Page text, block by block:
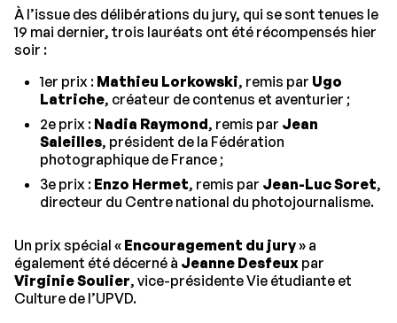
À l’issue des délibérations du jury, qui se sont tenues le
19 mai dernier, trois lauréats ont été récompensés hier
soir :
1er prix :Mathieu Lorkowski, remis par Ugo
Latriche, créateur de contenus et aventurier ;
2e prix :Nadia Raymond, remis par Jean
Saleilles, président de la Fédération
photographique de France ;
3e prix : Enzo Hermet, remis par Jean-Luc Soret,
directeur du Centre national du photojournalisme.
Un prix spécial « Encouragement du jury» a
également été décerné à Jeanne Desfeux par
Virginie Soulier, vice-présidente Vie étudiante et
Culture de l’UPVD.